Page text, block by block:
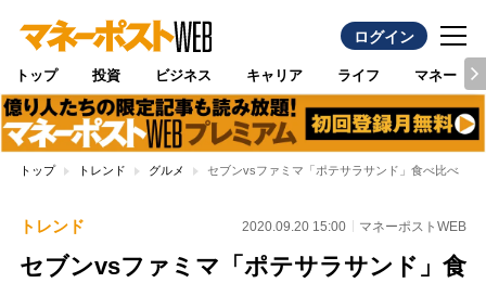
ログイン
トップ 投資 ビジネス キャリア ライフ マネー
トップ トレンド グルメ セブンvsファミマ「ポテサラサンド」食べ比べ 個
トレンド 2020.09.20 15:00 マネーポストWEB
セブンvsファミマ「ポテサラサンド」食